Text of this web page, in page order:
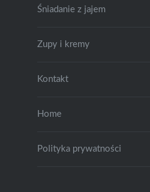
Śniadanie z jajem
Zupy i kremy
Kontakt
Home
Polityka prywatności